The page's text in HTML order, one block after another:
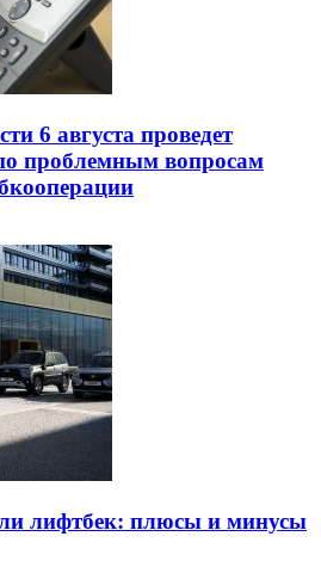
6 августа проведет
проблемным вопросам
лифтбек: плюсы и минусы